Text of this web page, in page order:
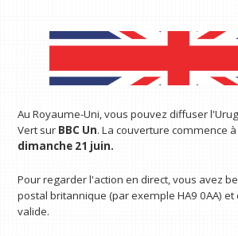
Au Royaume-Uni, vous pouvez diffuser
Vert sur BBC Un. La couverture commence à
dimanche 21 juin.
Pour regarder l'action en direct, vous avez
postal britannique (par exemple HA9 0AA) et
valide.